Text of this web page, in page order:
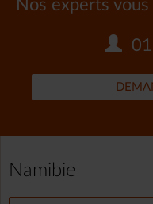
Nos experts
Namibie